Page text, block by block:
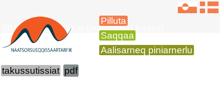
Pilluta
Saqqaa
Aalisarneq piniarnerlu
2019-imi aalisakkat qaleruallillu tunisat
takussutissiat pdf